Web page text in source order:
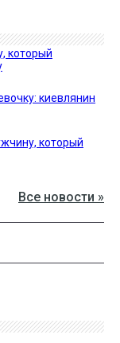
который
киевлянин
который
Все новости »